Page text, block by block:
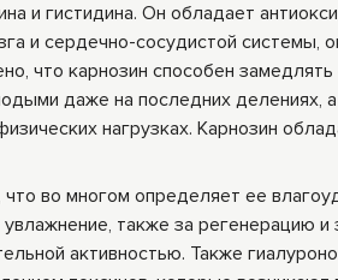
гистидина. Он обладает
и сердечно-сосудистой системы,
что карнозин способен
даже на последних делениях,
нагрузках. Карнозин
во многом определяет ее
также за регенерацию
активностью. Также